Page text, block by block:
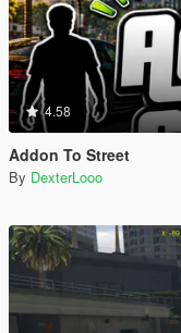
4.58
Addon To Street
By DexterLooo